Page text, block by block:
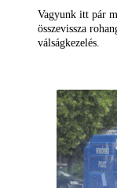
Vagyunk itt pár
összevissza
válságkezelés.